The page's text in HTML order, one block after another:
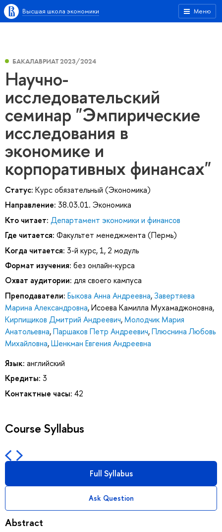
Меню
Высшая школа экономики
БАКАЛАВРИАТ 2023/2024
Научно-
исследовательский
семинар "Эмпирические
исследования в
экономике и
корпоративных финансах"
Статус: Курс обязательный (Экономика)
Направление: 38.03.01. Экономика
Кто читает: Департамент экономики и финансов
Где читается: Факультет менеджмента (Пермь)
Когда читается: 3-й курс, 1, 2 модуль
Формат изучения: без онлайн-курса
Охват аудитории: для своего кампуса
Преподаватели: Быкова Анна Андреевна, Завертяева
Марина Александровна,Исоева Камилла Мухамаджоновна,
Кирпищиков Дмитрий Андреевич, Молодчик Мария
Анатольевна,Паршаков Петр Андреевич,Плюснина Любовь
Михайловна,Шенкман Евгения Андреевна
Язык: английский
Кредиты: 3
Контактные часы: 42
Course Syllabus
Full Syllabus
Ask Question
Abstract